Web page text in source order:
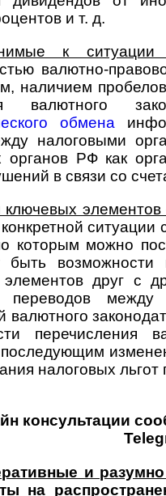
и т. д.
к ситуации
валютно-
наличием
валютного
обмена
налоговыми
органов РФ как
в связи со
ключевых элементов
ситуации
которым можно
быть возможности
друг с
переводов между
валютного
перечисления
последующим
налоговых
консультации
и
на